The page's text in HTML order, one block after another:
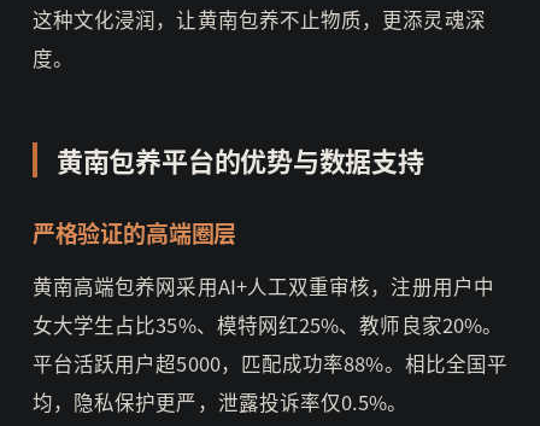
这种文化浸润，让黄南包养不止物质，更添灵魂深
度。
黄南包养平台的优势与数据支持
严格验证的高端圈层
黄南高端包养网采用AI+人工双重审核，注册用户中
女大学生占比35%、模特网红25%、教师良家20%。
平台活跃用户超5000，匹配成功率88%。相比全国平
均，隐私保护更严，泄露投诉率仅0.5%。